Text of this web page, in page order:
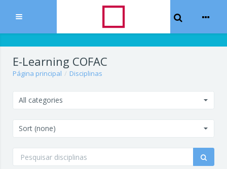
Expandir Toggle
E-Learning COFAC
Página principal Disciplinas
All categories
Sort (none)